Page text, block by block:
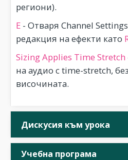
региони).
E - Отваря Channel
редакция на ефекти като
Sizing Applies Time Stretch
на аудио с time-stretch,
височината.
Дискусия към урока
Учебна програма